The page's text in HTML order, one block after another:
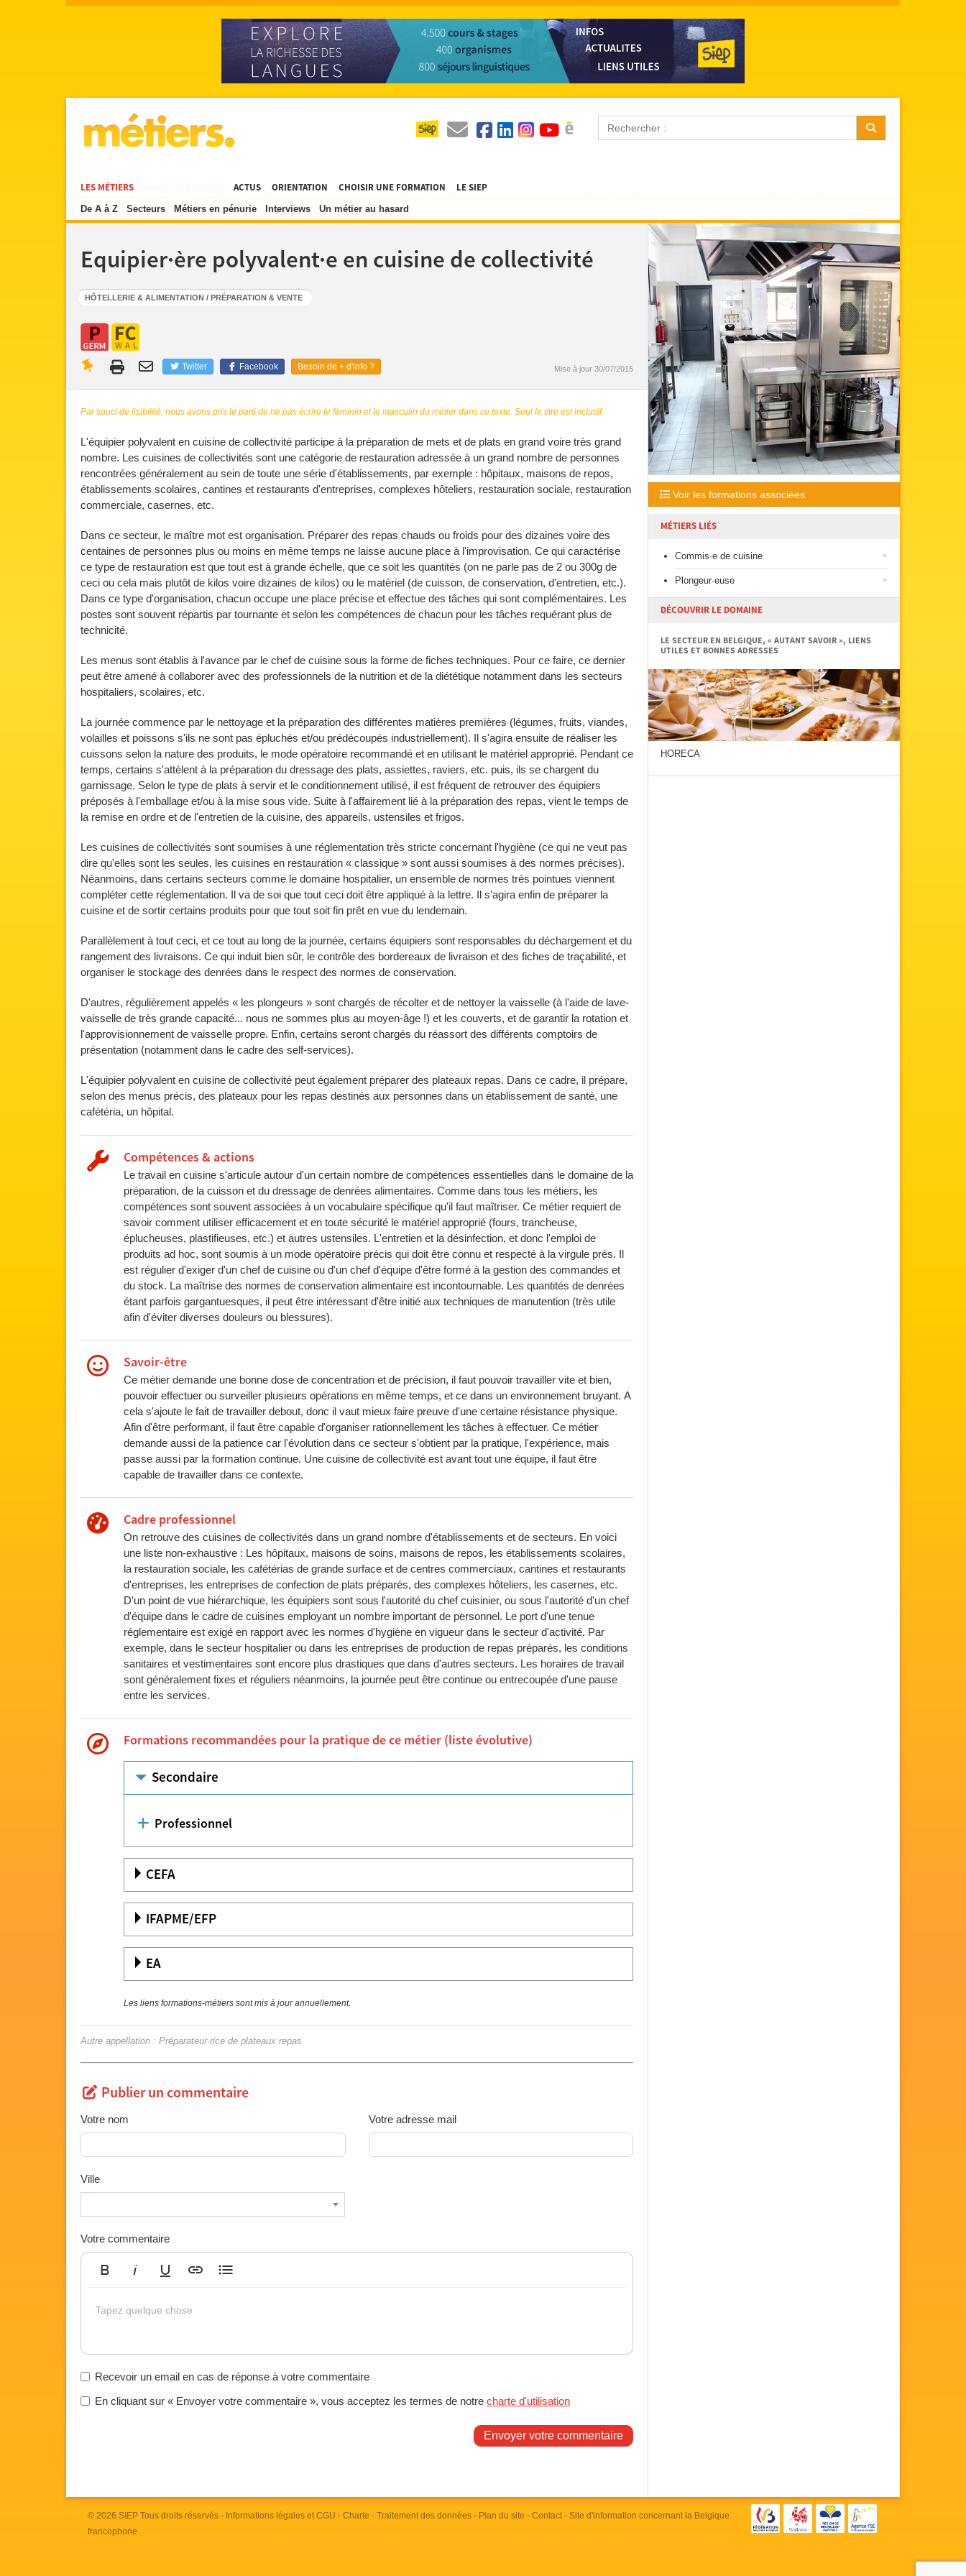
LES MÉTIERS
De A à Z Secteurs Métiers en pénurie Interviews Un métier au hasard
ACTUS ORIENTATION CHOISIR UNE FORMATION LE SIEP
Equipier·ère polyvalent·e en cuisine de collectivité
HÔTELLERIE & ALIMENTATION / PRÉPARATION & VENTE
Twitter Facebook Besoin de + d'info ? Mise à jour 30/07/2015
Par souci de lisibilité, nous avons pris le parti de ne pas écrire le féminin et le masculin du métier dans ce texte. Seul le titre est inclusif.
L'équipier polyvalent en cuisine de collectivité participe à la préparation de mets et de plats en grand voire très grand
nombre. Les cuisines de collectivités sont une catégorie de restauration adressée à un grand nombre de personnes
rencontrées généralement au sein de toute une série d'établissements, par exemple : hôpitaux, maisons de repos,
établissements scolaires, cantines et restaurants d'entreprises, complexes hôteliers, restauration sociale, restauration
commerciale, casernes, etc.
Dans ce secteur, le maître mot est organisation. Préparer des repas chauds ou froids pour des dizaines voire des
centaines de personnes plus ou moins en même temps ne laisse aucune place à l'improvisation. Ce qui caractérise
ce type de restauration est que tout est à grande échelle, que ce soit les quantités (on ne parle pas de 2 ou 300g de
ceci ou cela mais plutôt de kilos voire dizaines de kilos) ou le matériel (de cuisson, de conservation, d'entretien, etc.).
Dans ce type d'organisation, chacun occupe une place précise et effectue des tâches qui sont complémentaires. Les
postes sont souvent répartis par tournante et selon les compétences de chacun pour les tâches requérant plus de
technicité.
Les menus sont établis à l'avance par le chef de cuisine sous la forme de fiches techniques. Pour ce faire, ce dernier
peut être amené à collaborer avec des professionnels de la nutrition et de la diététique notamment dans les secteurs
hospitaliers, scolaires, etc.
La journée commence par le nettoyage et la préparation des différentes matières premières (légumes, fruits, viandes,
volailles et poissons s'ils ne sont pas épluchés et/ou prédécoupés industriellement). Il s'agira ensuite de réaliser les
cuissons selon la nature des produits, le mode opératoire recommandé et en utilisant le matériel approprié. Pendant ce
temps, certains s'attèlent à la préparation du dressage des plats, assiettes, raviers, etc. puis, ils se chargent du
garnissage. Selon le type de plats à servir et le conditionnement utilisé, il est fréquent de retrouver des équipiers
préposés à l'emballage et/ou à la mise sous vide. Suite à l'affairement lié à la préparation des repas, vient le temps de
la remise en ordre et de l'entretien de la cuisine, des appareils, ustensiles et frigos.
Les cuisines de collectivités sont soumises à une réglementation très stricte concernant l'hygiène (ce qui ne veut pas
dire qu'elles sont les seules, les cuisines en restauration « classique » sont aussi soumises à des normes précises).
Néanmoins, dans certains secteurs comme le domaine hospitalier, un ensemble de normes très pointues viennent
compléter cette réglementation. Il va de soi que tout ceci doit être appliqué à la lettre. Il s'agira enfin de préparer la
cuisine et de sortir certains produits pour que tout soit fin prêt en vue du lendemain.
Parallèlement à tout ceci, et ce tout au long de la journée, certains équipiers sont responsables du déchargement et du
rangement des livraisons. Ce qui induit bien sûr, le contrôle des bordereaux de livraison et des fiches de traçabilité, et
organiser le stockage des denrées dans le respect des normes de conservation.
D'autres, régulièrement appelés « les plongeurs » sont chargés de récolter et de nettoyer la vaisselle (à l'aide de lave-
vaisselle de très grande capacité... nous ne sommes plus au moyen-âge !) et les couverts, et de garantir la rotation et
l'approvisionnement de vaisselle propre. Enfin, certains seront chargés du réassort des différents comptoirs de
présentation (notamment dans le cadre des self-services).
L'équipier polyvalent en cuisine de collectivité peut également préparer des plateaux repas. Dans ce cadre, il prépare,
selon des menus précis, des plateaux pour les repas destinés aux personnes dans un établissement de santé, une
cafétéria, un hôpital.
Compétences & actions
Le travail en cuisine s'articule autour d'un certain nombre de compétences essentielles dans le domaine de la
préparation, de la cuisson et du dressage de denrées alimentaires. Comme dans tous les métiers, les
compétences sont souvent associées à un vocabulaire spécifique qu'il faut maîtriser. Ce métier requiert de
savoir comment utiliser efficacement et en toute sécurité le matériel approprié (fours, trancheuse,
éplucheuses, plastifieuses, etc.) et autres ustensiles. L'entretien et la désinfection, et donc l'emploi de
produits ad hoc, sont soumis à un mode opératoire précis qui doit être connu et respecté à la virgule près. Il
est régulier d'exiger d'un chef de cuisine ou d'un chef d'équipe d'être formé à la gestion des commandes et
du stock. La maîtrise des normes de conservation alimentaire est incontournable. Les quantités de denrées
étant parfois gargantuesques, il peut être intéressant d'être initié aux techniques de manutention (très utile
afin d'éviter diverses douleurs ou blessures).
Savoir-être
Ce métier demande une bonne dose de concentration et de précision, il faut pouvoir travailler vite et bien,
pouvoir effectuer ou surveiller plusieurs opérations en même temps, et ce dans un environnement bruyant. A
cela s'ajoute le fait de travailler debout, donc il vaut mieux faire preuve d'une certaine résistance physique.
Afin d'être performant, il faut être capable d'organiser rationnellement les tâches à effectuer. Ce métier
demande aussi de la patience car l'évolution dans ce secteur s'obtient par la pratique, l'expérience, mais
passe aussi par la formation continue. Une cuisine de collectivité est avant tout une équipe, il faut être
capable de travailler dans ce contexte.
Cadre professionnel
On retrouve des cuisines de collectivités dans un grand nombre d'établissements et de secteurs. En voici
une liste non-exhaustive : Les hôpitaux, maisons de soins, maisons de repos, les établissements scolaires,
la restauration sociale, les cafétérias de grande surface et de centres commerciaux, cantines et restaurants
d'entreprises, les entreprises de confection de plats préparés, des complexes hôteliers, les casernes, etc.
D'un point de vue hiérarchique, les équipiers sont sous l'autorité du chef cuisinier, ou sous l'autorité d'un chef
d'équipe dans le cadre de cuisines employant un nombre important de personnel. Le port d'une tenue
réglementaire est exigé en rapport avec les normes d'hygiène en vigueur dans le secteur d'activité. Par
exemple, dans le secteur hospitalier ou dans les entreprises de production de repas préparés, les conditions
sanitaires et vestimentaires sont encore plus drastiques que dans d'autres secteurs. Les horaires de travail
sont généralement fixes et réguliers néanmoins, la journée peut être continue ou entrecoupée d'une pause
entre les services.
Formations recommandées pour la pratique de ce métier (liste évolutive)
Secondaire
Professionnel
CEFA
IFAPME/EFP
EA
Les liens formations-métiers sont mis à jour annuellement.
Autre appellation : Préparateur·rice de plateaux repas
Publier un commentaire
Votre nom Votre adresse mail
Ville
Votre commentaire
Tapez quelque chose
Recevoir un email en cas de réponse à votre commentaire
En cliquant sur « Envoyer votre commentaire », vous acceptez les termes de notre charte d'utilisation
Envoyer votre commentaire
Voir les formations associées
MÉTIERS LIÉS
Commis·e de cuisine
Plongeur·euse
DÉCOUVRIR LE DOMAINE
LE SECTEUR EN BELGIQUE, « AUTANT SAVOIR », LIENS
UTILES ET BONNES ADRESSES
HORECA
© 2026 SIEP Tous droits réservés - Informations légales et CGU - Charte - Traitement des données - Plan du site - Contact - Site d'information concernant la Belgique
francophone